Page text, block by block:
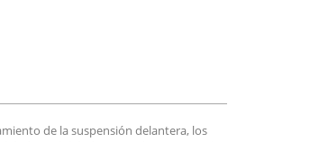
de la suspensión delantera, los